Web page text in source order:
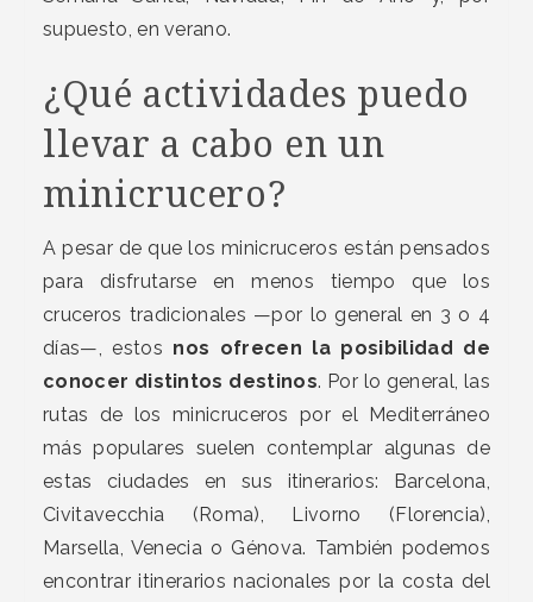
supuesto, en verano.
¿Qué actividades puedo
llevar a cabo en un
minicrucero?
A pesar de que los minicruceros están pensados
para disfrutarse en menos tiempo que los
cruceros tradicionales —por lo general en 3 o 4
días—, estos nos ofrecen la posibilidad de
conocer distintos destinos. Por lo general, las
rutas de los minicruceros por el Mediterráneo
más populares suelen contemplar algunas de
estas ciudades en sus itinerarios: Barcelona,
Civitavecchia (Roma), Livorno (Florencia),
Marsella, Venecia o Génova. También podemos
encontrar itinerarios nacionales por la costa del